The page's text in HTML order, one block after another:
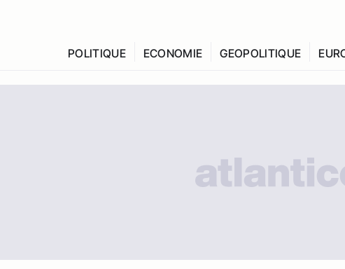
POLITIQUE ECONOMIE GEOPOLITIQUE